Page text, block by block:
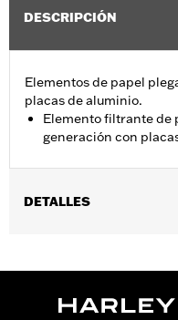
DESCRIPCIÓN
Elementos de papel
placas de aluminio.
Elemento filtrante de
generación con
DETALLES